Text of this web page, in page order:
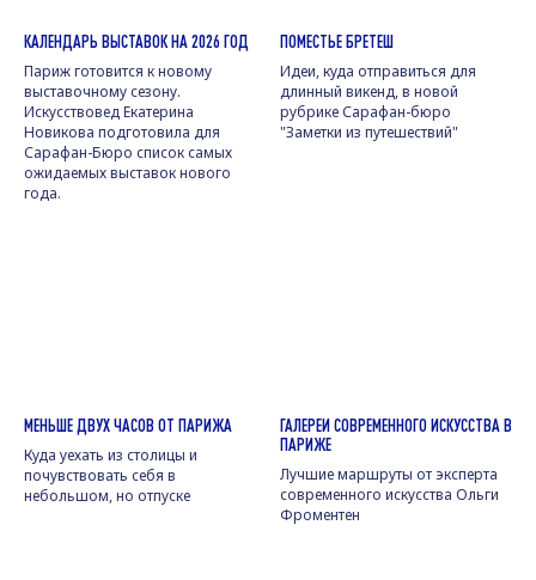
КАЛЕНДАРЬ ВЫСТАВОК НА 2026 ГОД
Париж готовится к новому
выставочному сезону.
Искусствовед Екатерина
Новикова подготовила для
Сарафан-Бюро список самых
ожидаемых выставок нового
года.
ПОМЕСТЬЕ БРЕТЕШ
Идеи, куда отправиться для
длинный викенд, в новой
рубрике Сарафан-бюро
"Заметки из путешествий"
МЕНЬШЕ ДВУХ ЧАСОВ ОТ ПАРИЖА
Куда уехать из столицы и
почувствовать себя в
небольшом, но отпуске
ГАЛЕРЕИ СОВРЕМЕННОГО ИСКУССТВА В
ПАРИЖЕ
Лучшие маршруты от эксперта
современного искусства Ольги
Фроментен